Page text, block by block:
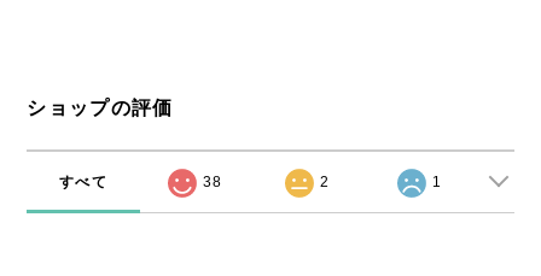
ショップの評価
すべて 38 2 1